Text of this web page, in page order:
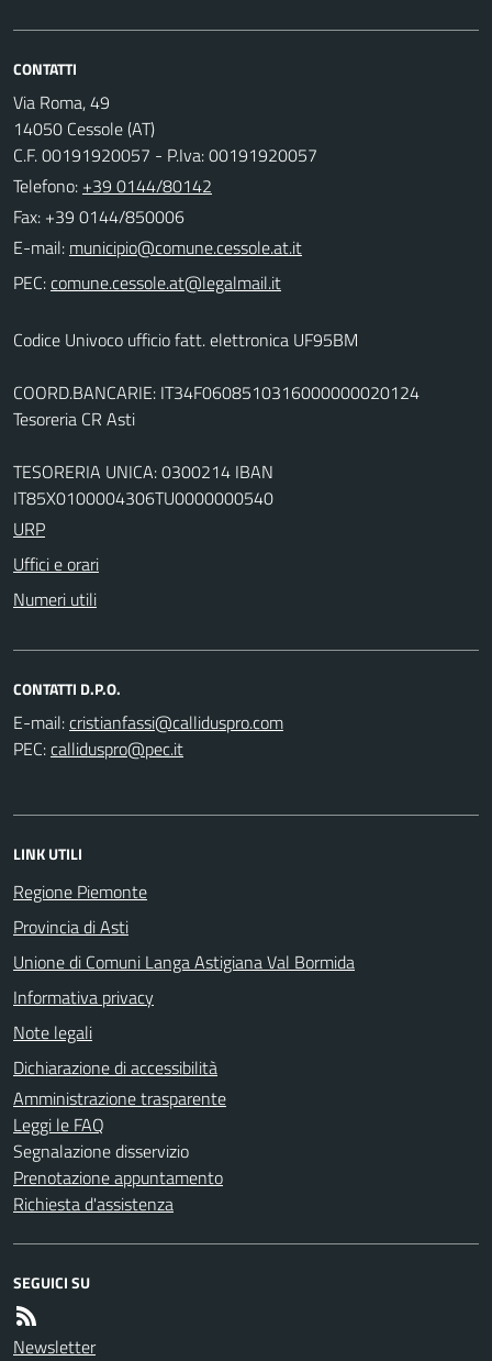
CONTATTI
Via Roma, 49
14050 Cessole (AT)
C.F. 00191920057 - P.Iva: 00191920057
Telefono: +39 0144/80142
Fax: +39 0144/850006
E-mail:
PEC:
Codice Univoco ufficio fatt. elettronica UF95BM
COORD.BANCARIE: IT34F0608510316000000020124
Tesoreria CR Asti
TESORERIA UNICA: 0300214 IBAN
IT85X0100004306TU0000000540
URP
Uffici e orari
Numeri utili
CONTATTI D.P.O.
E-mail:
PEC:
LINK UTILI
Regione Piemonte
Provincia di Asti
Unione di Comuni Langa Astigiana Val Bormida
Informativa privacy
Note legali
Dichiarazione di accessibilità
Amministrazione trasparente
Leggi le FAQ
Segnalazione disservizio
Prenotazione appuntamento
Richiesta d'assistenza
SEGUICI SU
Newsletter